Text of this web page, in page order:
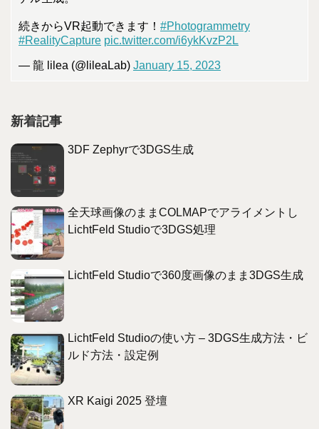
続きからVR起動できます！ #Photogrammetry
#RealityCapture pic.twitter.com/i6ykKvzP2L
— 龍 lilea (@lileaLab) January 15, 2023
新着記事
3DF Zephyrで3DGS生成
全天球画像のままCOLMAPでアライメントし
LichtFeld Studioで3DGS処理
LichtFeld Studioで360度画像のまま3DGS生成
LichtFeld Studioの使い方 – 3DGS生成方法・ビ
ルド方法・設定例
XR Kaigi 2025 登壇